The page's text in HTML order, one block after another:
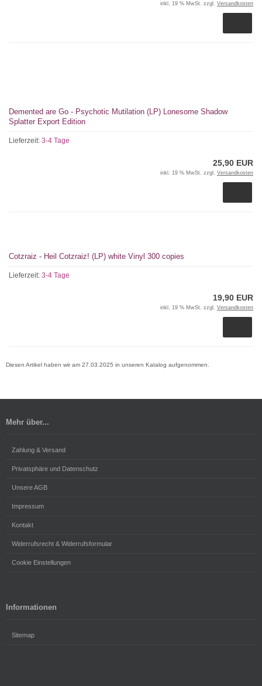
inkl. 19 % MwSt. zzgl. Versandkosten
Demented are Go - Psychotic Mutilation (LP) Lonesome Shadow
Splatter Export Edition
Lieferzeit: 3-4 Tage
25,90 EUR
inkl. 19 % MwSt. zzgl. Versandkosten
Cotzraiz - Heil Cotzraiz! (LP) white Vinyl 300 copies
Lieferzeit: 3-4 Tage
19,90 EUR
inkl. 19 % MwSt. zzgl. Versandkosten
Diesen Artikel haben wir am 27.03.2025 in unseren Katalog aufgenommen.
Mehr über...
Zahlung & Versand
Privatsphäre und Datenschutz
Unsere AGB
Impressum
Kontakt
Widerrufsrecht & Widerrufsformular
Cookie Einstellungen
Informationen
Sitemap